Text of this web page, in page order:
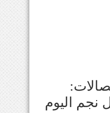
نجم اليوم